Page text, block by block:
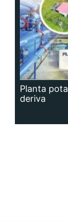
Planta
deriva